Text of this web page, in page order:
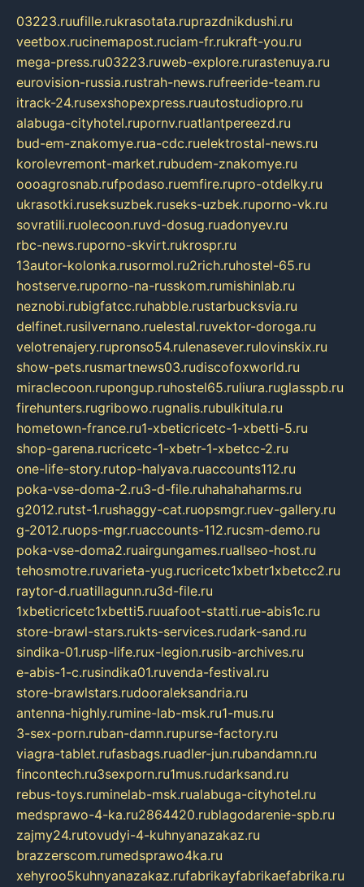
03223.ruufille.rukrasotata.ruprazdnikdushi.ru
veetbox.rucinemapost.ruciam-fr.rukraft-you.ru
mega-press.ru03223.ruweb-explore.rurastenuya.ru
eurovision-russia.rustrah-news.rufreeride-team.ru
itrack-24.rusexshopexpress.ruautostudiopro.ru
alabuga-cityhotel.rupornv.ruatlantpereezd.ru
bud-em-znakomye.rua-cdc.ruelektrostal-news.ru
korolevremont-market.rubudem-znakomye.ru
oooagrosnab.rufpodaso.ruemfire.rupro-otdelky.ru
ukrasotki.ruseksuzbek.ruseks-uzbek.ruporno-vk.ru
sovratili.ruolecoon.ruvd-dosug.ruadonyev.ru
rbc-news.ruporno-skvirt.rukrospr.ru
13autor-kolonka.rusormol.ru2rich.ruhostel-65.ru
hostserve.ruporno-na-russkom.rumishinlab.ru
neznobi.rubigfatcc.ruhabble.rustarbucksvia.ru
delfinet.rusilvernano.ruelestal.ruvektor-doroga.ru
velotrenajery.rupronso54.rulenasever.rulovinskix.ru
show-pets.rusmartnews03.rudiscofoxworld.ru
miraclecoon.rupongup.ruhostel65.ruliura.ruglasspb.ru
firehunters.rugribowo.rugnalis.rubulkitula.ru
hometown-france.ru1-xbeticricetc-1-xbetti-5.ru
shop-garena.rucricetc-1-xbetr-1-xbetcc-2.ru
one-life-story.rutop-halyava.ruaccounts112.ru
poka-vse-doma-2.ru3-d-file.ruhahahaharms.ru
g2012.rutst-1.rushaggy-cat.ruopsmgr.ruev-gallery.ru
g-2012.ruops-mgr.ruaccounts-112.rucsm-demo.ru
poka-vse-doma2.ruairgungames.ruallseo-host.ru
tehosmotre.ruvarieta-yug.rucricetc1xbetr1xbetcc2.ru
raytor-d.ruatillagunn.ru3d-file.ru
1xbeticricetc1xbetti5.ruuafoot-statti.rue-abis1c.ru
store-brawl-stars.rukts-services.rudark-sand.ru
sindika-01.rusp-life.rux-legion.rusib-archives.ru
e-abis-1-c.rusindika01.ruvenda-festival.ru
store-brawlstars.rudooraleksandria.ru
antenna-highly.rumine-lab-msk.ru1-mus.ru
3-sex-porn.ruban-damn.rupurse-factory.ru
viagra-tablet.rufasbags.ruadler-jun.rubandamn.ru
fincontech.ru3sexporn.ru1mus.rudarksand.ru
rebus-toys.ruminelab-msk.rualabuga-cityhotel.ru
medsprawo-4-ka.ru2864420.rublagodarenie-spb.ru
zajmy24.rutovudyi-4-kuhnyanazakaz.ru
brazzerscom.rumedsprawo4ka.ru
xehyroo5kuhnyanazakaz.rufabrikayfabrikaefabrika.ru